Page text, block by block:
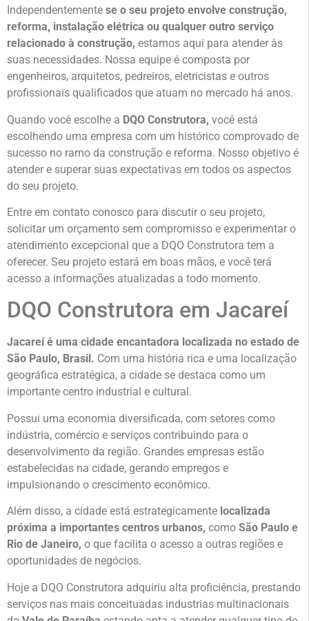
Independentemente se o seu projeto envolve construção,
reforma, instalação elétrica ou qualquer outro serviço
relacionado à construção, estamos aqui para atender às
suas necessidades. Nossa equipe é composta por
engenheiros, arquitetos, pedreiros, eletricistas e outros
profissionais qualificados que atuam no mercado há anos.
Quando você escolhe a DQO Construtora, você está
escolhendo uma empresa com um histórico comprovado de
sucesso no ramo da construção e reforma. Nosso objetivo é
atender e superar suas expectativas em todos os aspectos
do seu projeto.
Entre em contato conosco para discutir o seu projeto,
solicitar um orçamento sem compromisso e experimentar o
atendimento excepcional que a DQO Construtora tem a
oferecer. Seu projeto estará em boas mãos, e você terá
acesso a informações atualizadas a todo momento.
DQO Construtora em Jacareí
Jacareí é uma cidade encantadora localizada no estado de
São Paulo, Brasil. Com uma história rica e uma localização
geográfica estratégica, a cidade se destaca como um
importante centro industrial e cultural.
Possui uma economia diversificada, com setores como
indústria, comércio e serviços contribuindo para o
desenvolvimento da região. Grandes empresas estão
estabelecidas na cidade, gerando empregos e
impulsionando o crescimento econômico.
Além disso, a cidade está estrategicamente localizada
próxima a importantes centros urbanos, como São Paulo e
Rio de Janeiro, o que facilita o acesso a outras regiões e
oportunidades de negócios.
Hoje a DQO Construtora adquiriu alta proficiência, prestando
serviços nas mais conceituadas industrias multinacionais